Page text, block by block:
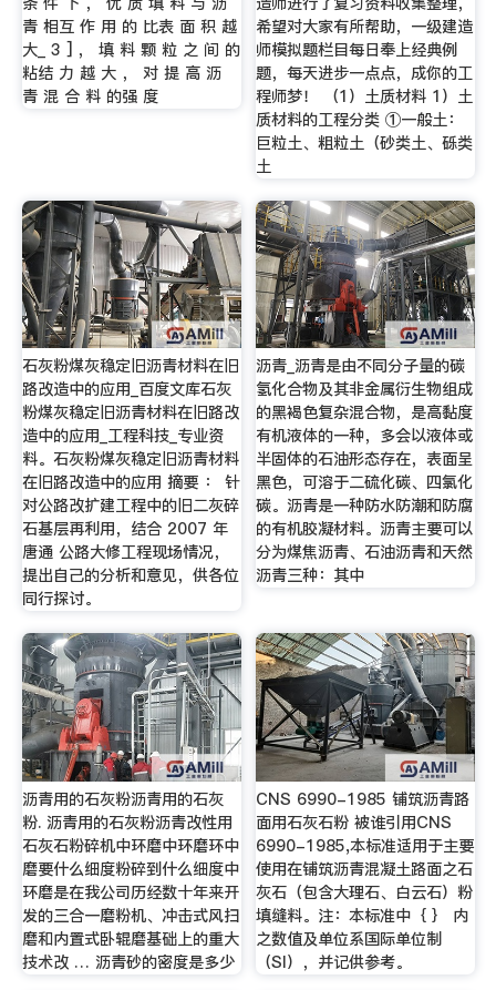
青 相互 作 用 的 比表 面 积 越
大_ 3 ] ， 填 料 颗 粒 之 间 的
粘结 力 越 大 ， 对 提 高 沥
青 混 合 料 的强 度
希望对大家有所帮助，一级建造
师模拟题栏目每日奉上经典例
题，每天进步一点点，成你的工
程师梦！ （1）土质材料 1）土
质材料的工程分类 ①一般土：
巨粒土、粗粒土（砂类土、砾类
土
石灰粉煤灰稳定旧沥青材料在旧
路改造中的应用_百度文库石灰
粉煤灰稳定旧沥青材料在旧路改
造中的应用_工程科技_专业资
料。石灰粉煤灰稳定旧沥青材料
在旧路改造中的应用 摘要 ： 针
对公路改扩建工程中的旧二灰碎
石基层再利用，结合 2007 年
唐通 公路大修工程现场情况，
提出自己的分析和意见，供各位
同行探讨。
沥青_沥青是由不同分子量的碳
氢化合物及其非金属衍生物组成
的黑褐色复杂混合物，是高黏度
有机液体的一种，多会以液体或
半固体的石油形态存在，表面呈
黑色，可溶于二硫化碳、四氯化
碳。沥青是一种防水防潮和防腐
的有机胶凝材料。沥青主要可以
分为煤焦沥青、石油沥青和天然
沥青三种：其中
沥青用的石灰粉沥青用的石灰
粉. 沥青用的石灰粉沥青改性用
石灰石粉碎机中环磨中环磨环中
磨要什么细度粉碎到什么细度中
环磨是在我公司历经数十年来开
发的三合一磨粉机、冲击式风扫
磨和内置式卧辊磨基础上的重大
技术改 … 沥青砂的密度是多少
CNS 6990-1985 铺筑沥青路
面用石灰石粉 被谁引用CNS
6990-1985,本标准适用于主要
使用在铺筑沥青混凝土路面之石
灰石（包含大理石、白云石）粉
填缝料。注：本标准中｛ ｝ 内
之数值及单位系国际单位制
（SI），并记供参考。